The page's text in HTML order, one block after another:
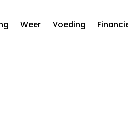
Weer Voeding